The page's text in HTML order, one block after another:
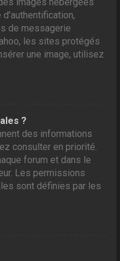
de messagerie
les sites protégés
une image, utilisez
?
des informations
consulter en priorité.
forum et dans le
Les permissions
sont définies par les